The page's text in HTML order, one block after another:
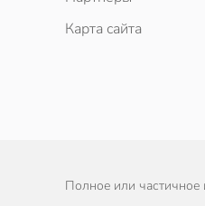
Карта сайта
Полное или частичное